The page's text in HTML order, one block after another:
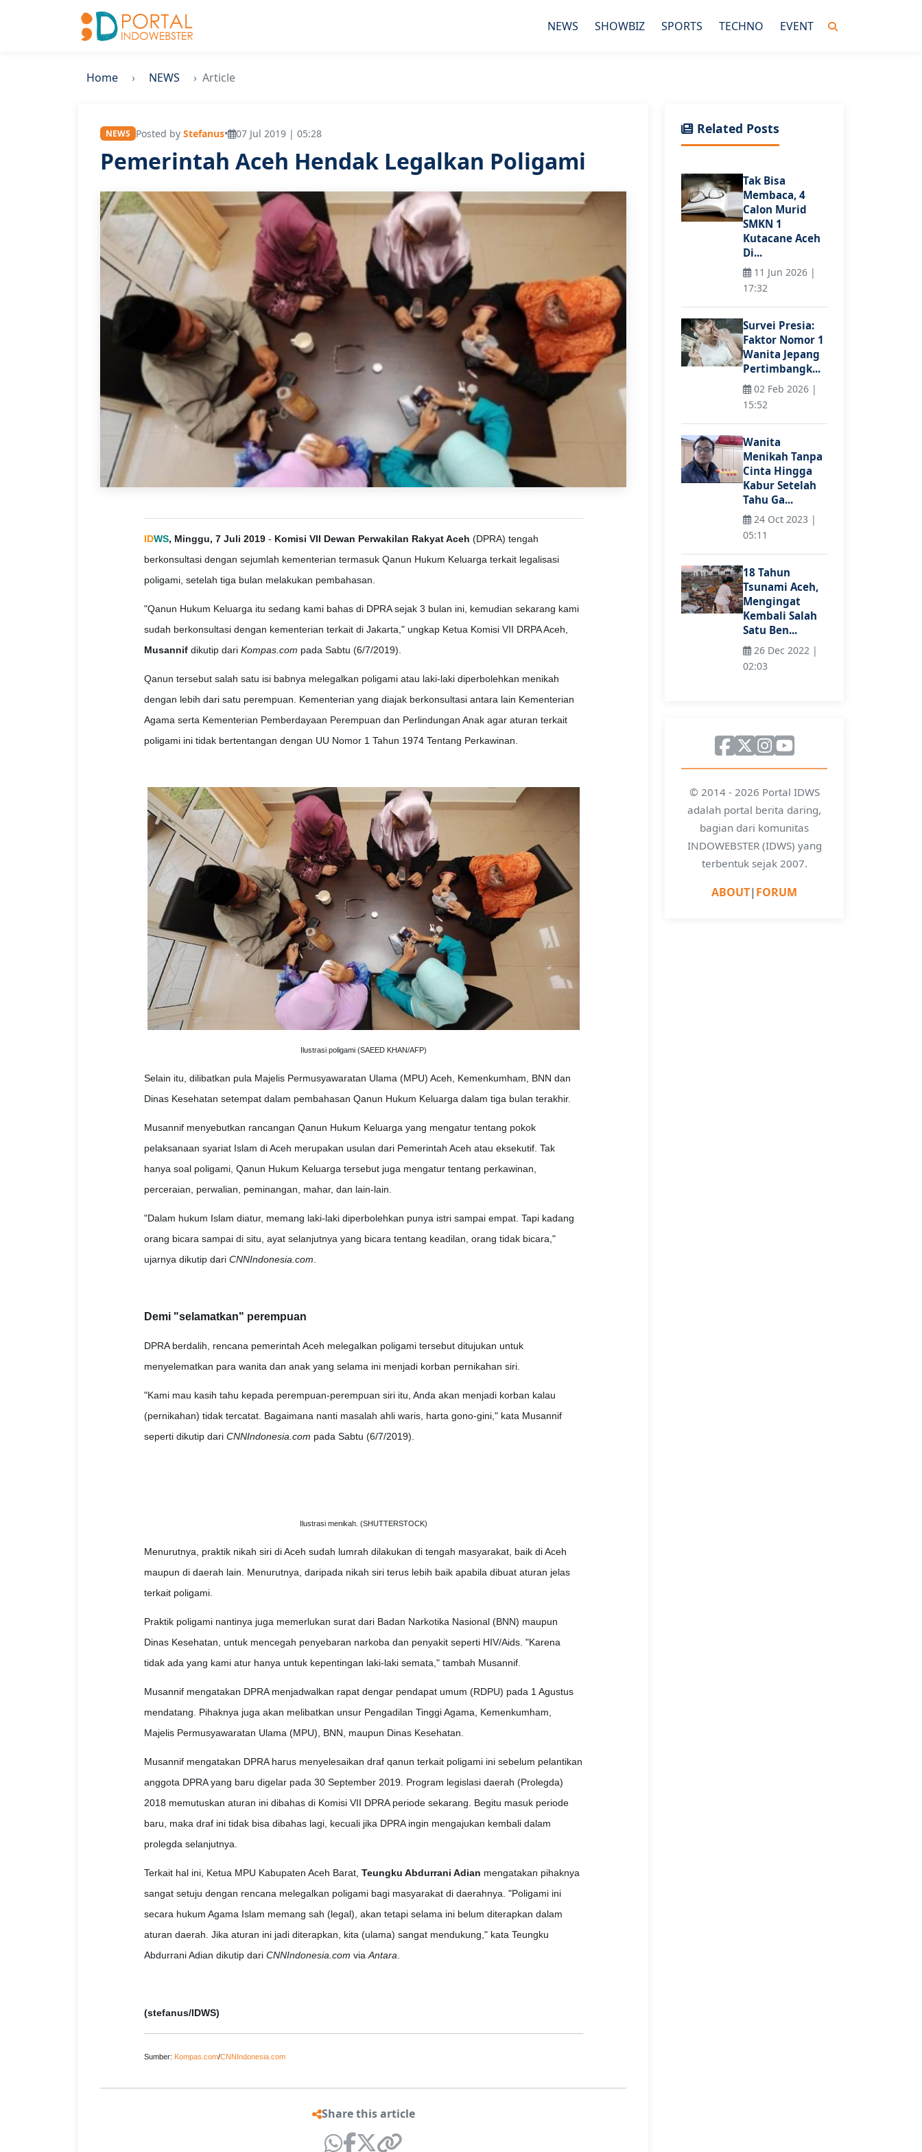
NEWS SHOWBIZ SPORTS TECHNO EVENT
Home NEWS Article
NEWS Posted by Stefanus• 07 Jul 2019 | 05:28
Pemerintah Aceh Hendak Legalkan Poligami
IDWS, Minggu, 7 Juli 2019- Komisi VII Dewan Perwakilan Rakyat Aceh (DPRA) tengah
berkonsultasi dengan sejumlah kementerian termasuk Qanun Hukum Keluarga terkait legalisasi
poligami, setelah tiga bulan melakukan pembahasan.
"Qanun Hukum Keluarga itu sedang kami bahas di DPRA sejak 3 bulan ini, kemudian sekarang kami
sudah berkonsultasi dengan kementerian terkait di Jakarta," ungkap Ketua Komisi VII DRPA Aceh,
Musannif dikutip dari Kompas.com pada Sabtu (6/7/2019).
Qanun tersebut salah satu isi babnya melegalkan poligami atau laki-laki diperbolehkan menikah
dengan lebih dari satu perempuan. Kementerian yang diajak berkonsultasi antara lain Kementerian
Agama serta Kementerian Pemberdayaan Perempuan dan Perlindungan Anak agar aturan terkait
poligami ini tidak bertentangan dengan UU Nomor 1 Tahun 1974 Tentang Perkawinan.
Ilustrasi poligami (SAEED KHAN/AFP)
Selain itu, dilibatkan pula Majelis Permusyawaratan Ulama (MPU) Aceh, Kemenkumham, BNN dan
Dinas Kesehatan setempat dalam pembahasan Qanun Hukum Keluarga dalam tiga bulan terakhir.
Musannif menyebutkan rancangan Qanun Hukum Keluarga yang mengatur tentang pokok
pelaksanaan syariat Islam di Aceh merupakan usulan dari Pemerintah Aceh atau eksekutif. Tak
hanya soal poligami, Qanun Hukum Keluarga tersebut juga mengatur tentang perkawinan,
perceraian, perwalian, peminangan, mahar, dan lain-lain.
"Dalam hukum Islam diatur, memang laki-laki diperbolehkan punya istri sampai empat. Tapi kadang
orang bicara sampai di situ, ayat selanjutnya yang bicara tentang keadilan, orang tidak bicara,"
ujarnya dikutip dari CNNIndonesia.com
Demi "selamatkan" perempuan
DPRA berdalih, rencana pemerintah Aceh melegalkan poligami tersebut ditujukan untuk
menyelematkan para wanita dan anak yang selama ini menjadi korban pernikahan siri.
"Kami mau kasih tahu kepada perempuan-perempuan siri itu, Anda akan menjadi korban kalau
(pernikahan) tidak tercatat. Bagaimana nanti masalah ahli waris, harta gono-gini," kata Musannif
seperti dikutip dari CNNIndonesia.com pada Sabtu (6/7/2019).
Ilustrasi menikah. (SHUTTERSTOCK)
Menurutnya, praktik nikah siri di Aceh sudah lumrah dilakukan di tengah masyarakat, baik di Aceh
maupun di daerah lain. Menurutnya, daripada nikah siri terus lebih baik apabila dibuat aturan jelas
terkait poligami.
Praktik poligami nantinya juga memerlukan surat dari Badan Narkotika Nasional (BNN) maupun
Dinas Kesehatan, untuk mencegah penyebaran narkoba dan penyakit seperti HIV/Aids. "Karena
tidak ada yang kami atur hanya untuk kepentingan laki-laki semata," tambah Musannif.
Musannif mengatakan DPRA menjadwalkan rapat dengar pendapat umum (RDPU) pada 1 Agustus
mendatang. Pihaknya juga akan melibatkan unsur Pengadilan Tinggi Agama, Kemenkumham,
Majelis Permusyawaratan Ulama (MPU), BNN, maupun Dinas Kesehatan.
Musannif mengatakan DPRA harus menyelesaikan draf qanun terkait poligami ini sebelum pelantikan
anggota DPRA yang baru digelar pada 30 September 2019. Program legislasi daerah (Prolegda)
2018 memutuskan aturan ini dibahas di Komisi VII DPRA periode sekarang. Begitu masuk periode
baru, maka draf ini tidak bisa dibahas lagi, kecuali jika DPRA ingin mengajukan kembali dalam
prolegda selanjutnya.
Terkait hal ini, Ketua MPU Kabupaten Aceh Barat, Teungku Abdurrani Adian mengatakan pihaknya
sangat setuju dengan rencana melegalkan poligami bagi masyarakat di daerahnya. "Poligami ini
secara hukum Agama Islam memang sah (legal), akan tetapi selama ini belum diterapkan dalam
aturan daerah. Jika aturan ini jadi diterapkan, kita (ulama) sangat mendukung," kata Teungku
Abdurrani Adian dikutip dari CNNIndonesia.com via Antara
(stefanus/IDWS)
Sumber: Kompas.com/CNNIndonesia.com
Share this article
Related Posts
Tak Bisa
Membaca, 4
Calon Murid
SMKN 1
Kutacane Aceh
Di...
11 Jun 2026 |
17:32
Survei Presia:
Faktor Nomor 1
Wanita Jepang
Pertimbangk...
02 Feb 2026 |
15:52
Wanita
Menikah Tanpa
Cinta Hingga
Kabur Setelah
Tahu Ga...
24 Oct 2023 |
05:11
18 Tahun
Tsunami Aceh,
Mengingat
Kembali Salah
Satu Ben...
26 Dec 2022 |
02:03
© 2014 - 2026 Portal IDWS
adalah portal berita daring,
bagian dari komunitas
INDOWEBSTER (IDWS) yang
terbentuk sejak 2007.
ABOUT|FORUM